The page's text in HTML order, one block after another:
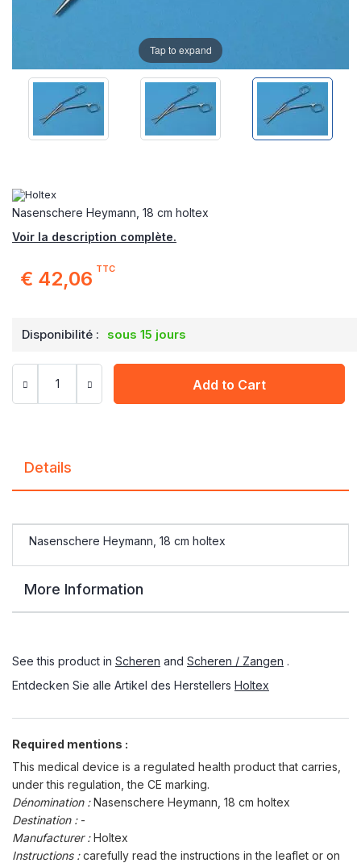
Nasenschere Heymann, 18 cm holtex
Voir la description complète.
€ 42,06 TTC
Disponibilité : sous 15 jours
Add to Cart
Tap to expand
Details
Nasenschere Heymann, 18 cm holtex
More Information
See this product in Scheren and Scheren / Zangen .
Entdecken Sie alle Artikel des Herstellers Holtex
Required mentions :
This medical device is a regulated health product that carries,
under this regulation, the CE marking.
Dénomination :Nasenschere Heymann, 18 cm holtex
Destination : -
Manufacturer :Holtex
Instructions :carefully read the instructions in the leaflet or on